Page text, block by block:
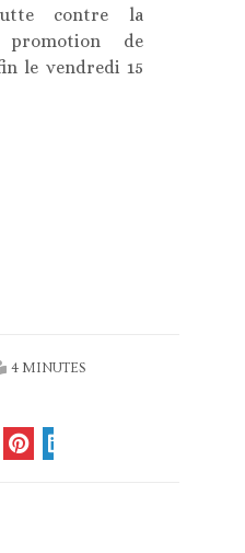
contre la
de
le vendredi 15
4 MINUTES